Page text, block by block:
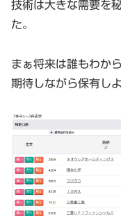
技術は大きな需要を
た。
まぁ将来は誰もわか
期待しながら保有し